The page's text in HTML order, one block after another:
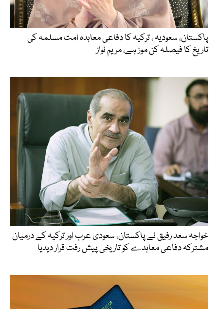
پاکستان، سعودیہ ، ترکیہ کا دفاعی معاہدہ امت مسلمہ کی
تاریخ کا فیصلہ کن موڑ ہے، مریم نواز
خواجہ سعد رفیق نے پاکستان، سعودی عرب اور ترکیہ کے درمیان
مشترکہ دفاعی معاہدے کو تاریخی پیش رفت قرار دیدیا